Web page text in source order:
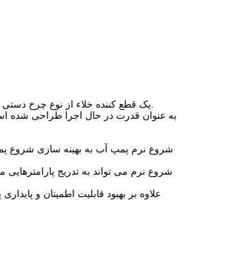
شروع نرم پمپ آب به بهینه سازی شروع
شروع نرم می تواند به تدریج
علاوه بر بهبود قابلیت اطمینان و